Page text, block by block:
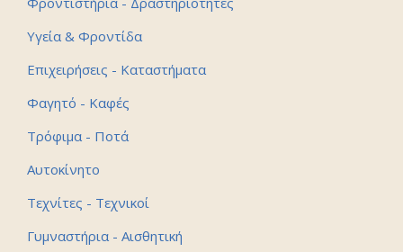
Υγεία & Φροντίδα
Επιχειρήσεις - Καταστήματα
Φαγητό - Καφές
Τρόφιμα - Ποτά
Αυτοκίνητο
Τεχνίτες - Τεχνικοί
Γυμναστήρια - Αισθητική